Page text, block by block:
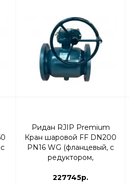
Ридан RJIP Premium
Кран шаровой FF DN200
PN16 WG (фланцевый, с
редуктором,
065N0256GR
227745р.